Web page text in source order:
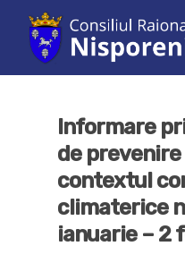
Informare
de
contextul
climaterice
ianuarie – 2